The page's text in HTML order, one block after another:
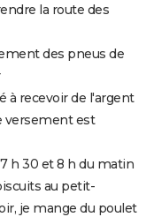
la route des
des pneus de
à recevoir de l'argent
versement est
7 h 30 et 8 h du matin
au petit-
je mange du poulet